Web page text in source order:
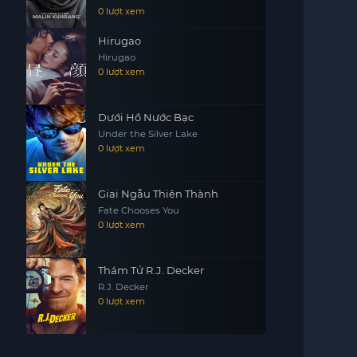
0 lượt xem
Hirugao
Hirugao
0 lượt xem
Dưới Hồ Nước Bạc
Under the Silver Lake
0 lượt xem
Giai Ngẫu Thiên Thành
Fate Chooses You
0 lượt xem
Thám Tử R.J. Decker
R.J. Decker
0 lượt xem